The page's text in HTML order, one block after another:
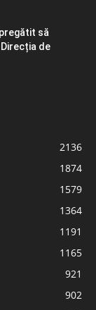
să
de
2136
1874
1579
1364
1191
1165
921
902